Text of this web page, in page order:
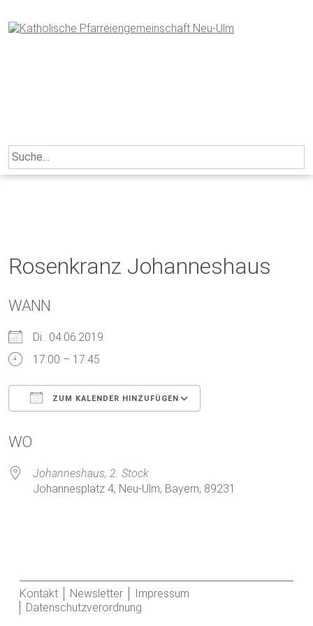
to
content
Search
for:
Rosenkranz Johanneshaus
WANN
Di.. 04.06.2019
17:00 – 17:45
ZUM KALENDER HINZUFÜGEN
WO
Johanneshaus, 2. Stock
Johannesplatz 4, Neu-Ulm, Bayern, 89231
Kontakt Newsletter
Impressum
Datenschutzverordnung